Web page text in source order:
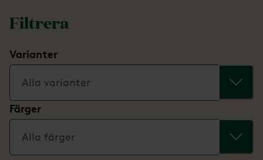
Filtrera
Varianter
Alla varianter
Färger
Alla färger